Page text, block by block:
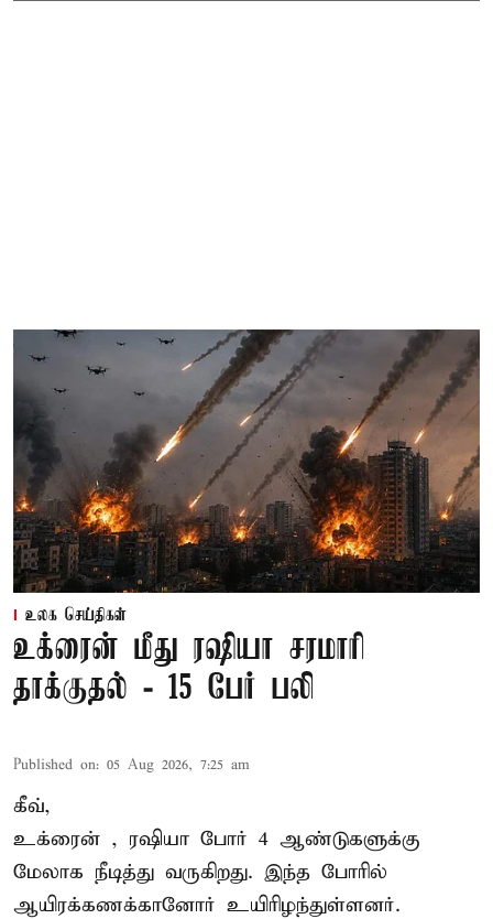
உலக செய்திகள்
உக்ரைன் மீது ரஷியா சரமாரி
தாக்குதல் - 15 பேர் பலி
Published on: 05 Aug 2026, 7:25 am
கீவ்,
உக்ரைன் , ரஷியா போர் 4 ஆண்டுகளுக்கு
மேலாக நீடித்து வருகிறது. இந்த போரில்
ஆயிரக்கணக்கானோர் உயிரிழந்துள்ளனர்.